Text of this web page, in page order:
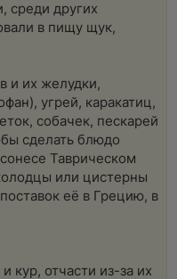
среди других
в пищу щук,
и их желудки,
угрей, каракатиц,
собачек, пескарей
сделать блюдо
Таврическом
или цистерны
её в Грецию, в
кур, отчасти из-за их